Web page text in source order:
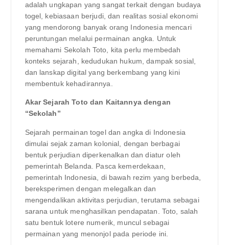
adalah ungkapan yang sangat terkait dengan budaya
togel, kebiasaan berjudi, dan realitas sosial ekonomi
yang mendorong banyak orang Indonesia mencari
peruntungan melalui permainan angka. Untuk
memahami Sekolah Toto, kita perlu membedah
konteks sejarah, kedudukan hukum, dampak sosial,
dan lanskap digital yang berkembang yang kini
membentuk kehadirannya.
Akar Sejarah Toto dan Kaitannya dengan
“Sekolah”
Sejarah permainan togel dan angka di Indonesia
dimulai sejak zaman kolonial, dengan berbagai
bentuk perjudian diperkenalkan dan diatur oleh
pemerintah Belanda. Pasca kemerdekaan,
pemerintah Indonesia, di bawah rezim yang berbeda,
bereksperimen dengan melegalkan dan
mengendalikan aktivitas perjudian, terutama sebagai
sarana untuk menghasilkan pendapatan. Toto, salah
satu bentuk lotere numerik, muncul sebagai
permainan yang menonjol pada periode ini.